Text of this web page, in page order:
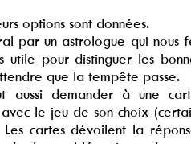
options sont données.
par un astrologue qui nous
utile pour distinguer les
que la tempête passe.
aussi demander à une
le jeu de son choix
cartes dévoilent la